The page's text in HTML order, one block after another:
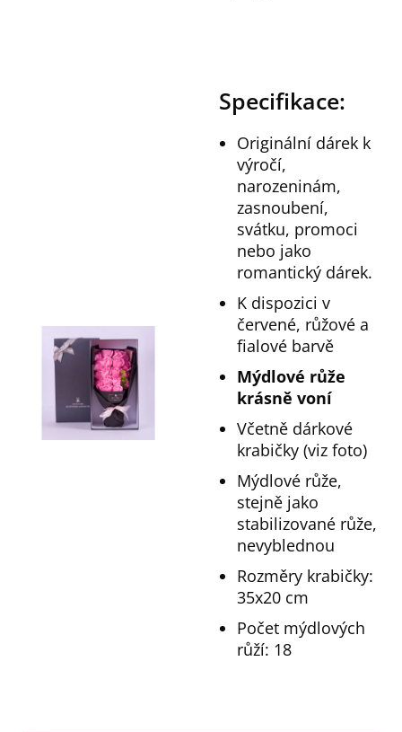
Specifikace:
Originální dárek k
výročí,
narozeninám,
zasnoubení,
svátku, promoci
nebo jako
romantický dárek.
K dispozici v
červené, růžové a
fialové barvě
Mýdlové růže
krásně voní
Včetně dárkové
krabičky (viz foto)
Mýdlové růže,
stejně jako
stabilizované růže,
nevyblednou
Rozměry krabičky:
35x20 cm
Počet mýdlových
růží: 18